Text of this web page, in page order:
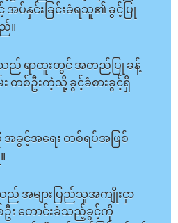
အပ်နှင်းခြင်းခံရသူ၏ ခွင့်ပြု
။
သည် ရာထူးတွင် အတည်ပြု ခန့်
တစ်ဦးကဲ့သို့ ခွင့်ခံစားခွင့်ရှိ
အခွင့်အရေး တစ်ရပ်အဖြစ်
ည် အများပြည်သူအကျိုးငှာ
း တောင်းခံသည့်ခွင့်ကို